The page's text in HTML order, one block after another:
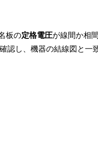
板の定格電圧が線間か相
認し、機器の結線図と一